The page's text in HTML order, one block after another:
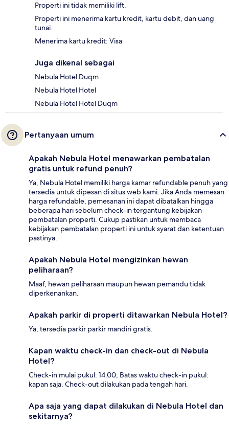
Properti ini tidak memiliki lift.
Properti ini menerima kartu kredit, kartu debit, dan uang
tunai.
Menerima kartu kredit: Visa
Juga dikenal sebagai
Nebula Hotel Duqm
Nebula Hotel Hotel
Nebula Hotel Hotel Duqm
Pertanyaan umum
Apakah Nebula Hotel menawarkan pembatalan
gratis untuk refund penuh?
Ya, Nebula Hotel memiliki harga kamar refundable penuh yang
tersedia untuk dipesan di situs web kami. Jika Anda memesan
harga refundable, pemesanan ini dapat dibatalkan hingga
beberapa hari sebelum check-in tergantung kebijakan
pembatalan properti. Cukup pastikan untuk membaca
kebijakan pembatalan properti ini untuk syarat dan ketentuan
pastinya.
Apakah Nebula Hotel mengizinkan hewan
peliharaan?
Maaf, hewan peliharaan maupun hewan pemandu tidak
diperkenankan.
Apakah parkir di properti ditawarkan Nebula Hotel?
Ya, tersedia parkir parkir mandiri gratis.
Kapan waktu check-in dan check-out di Nebula
Hotel?
Check-in mulai pukul: 14.00; Batas waktu check-in pukul:
kapan saja. Check-out dilakukan pada tengah hari.
Apa saja yang dapat dilakukan di Nebula Hotel dan
sekitarnya?